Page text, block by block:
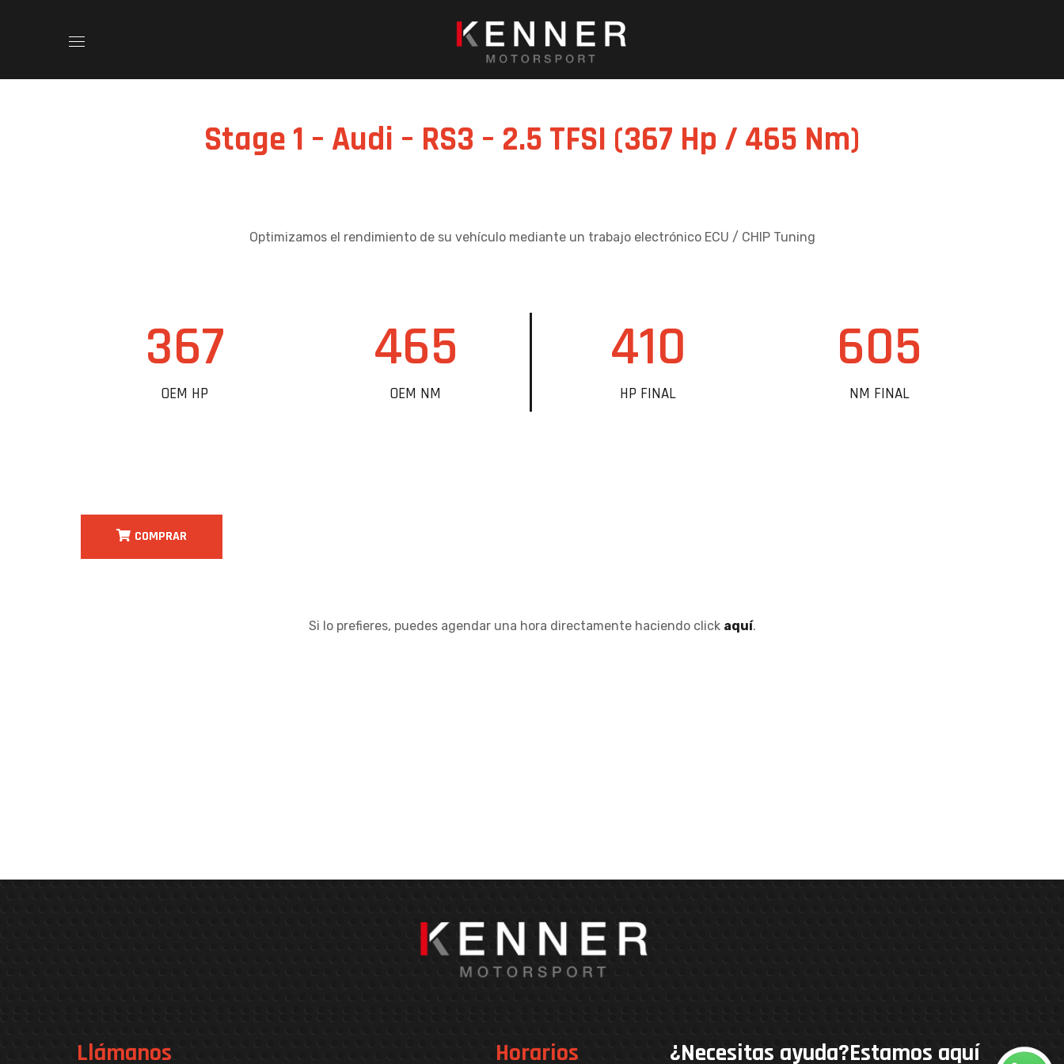
Stage 1 – Audi – RS3 – 2.5 TFSI (367 Hp / 465 Nm)
Optimizamos el rendimiento de su vehículo mediante un trabajo electrónico ECU / CHIP Tuning
367
OEM HP
465
OEM NM
410
HP FINAL
605
NM FINAL
COMPRAR
Si lo prefieres, puedes agendar una hora directamente haciendo click aquí.
Llámanos Horarios ¿Necesitas ayuda?Estamos aquí